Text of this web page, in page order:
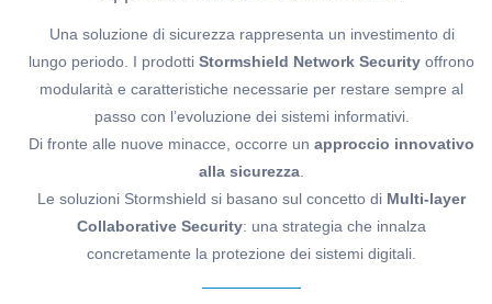
Una soluzione di sicurezza rappresenta un investimento di
lungo periodo. I prodotti Stormshield Network Security offrono
modularità e caratteristiche necessarie per restare sempre al
passo con l’evoluzione dei sistemi informativi.
Di fronte alle nuove minacce, occorre un approccio innovativo
alla sicurezza.
Le soluzioni Stormshield si basano sul concetto di Multi-layer
Collaborative Security: una strategia che innalza
concretamente la protezione dei sistemi digitali.